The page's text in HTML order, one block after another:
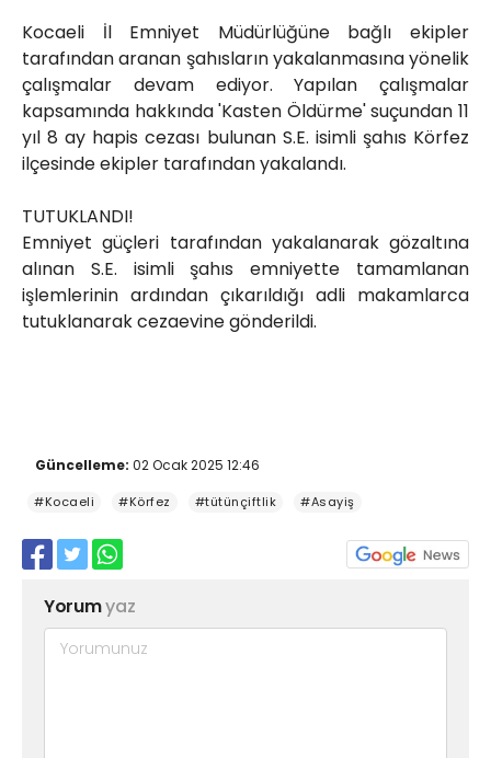
Kocaeli İl Emniyet Müdürlüğüne bağlı ekipler
tarafından aranan şahısların yakalanmasına yönelik
çalışmalar devam ediyor. Yapılan çalışmalar
kapsamında hakkında 'Kasten Öldürme' suçundan 11
yıl 8 ay hapis cezası bulunan S.E. isimli şahıs Körfez
ilçesinde ekipler tarafından yakalandı.
TUTUKLANDI!
Emniyet güçleri tarafından yakalanarak gözaltına
alınan S.E. isimli şahıs emniyette tamamlanan
işlemlerinin ardından çıkarıldığı adli makamlarca
tutuklanarak cezaevine gönderildi.
Güncelleme: 02 Ocak 2025 12:46
#Kocaeli #Körfez #tütünçiftlik #Asayiş
Yorumyaz
Yahya Kaptan Mahallesi
Akkavaklar Caddesi No:17/4 İzmit-
KOCAELİ
kocaelisokak@gmail.com